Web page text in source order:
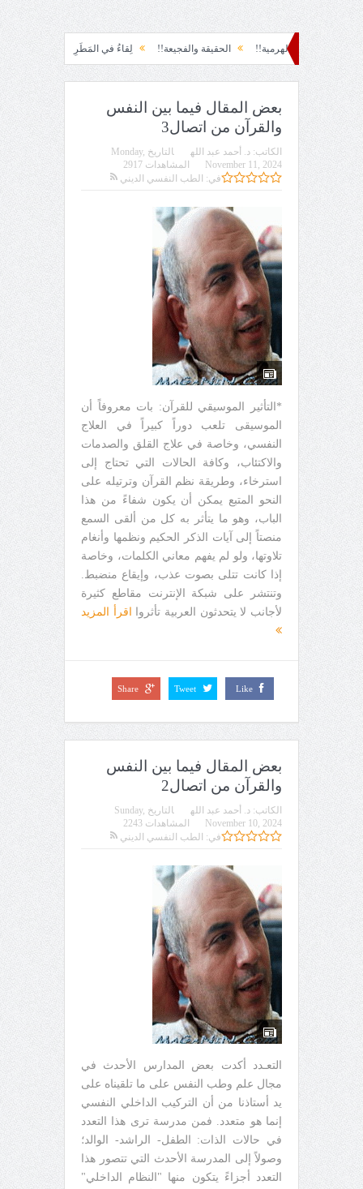
الحقيقة والفجيعة!! لِقاءُ في المَطَرِ! أين القيادة!! رسائل... لم
بعض المقال فيما بين النفس
والقرآن من اتصال3
الكاتب: د. أحمد عبد الله التاريخ Monday,
November 11, 2024
في: الطب النفسي الديني
المشاهدات 2917
*التأثير الموسيقي للقرآن: بات معروفاً أن
الموسيقى تلعب دوراً كبيراً في العلاج
النفسي، وخاصة في علاج القلق والصدمات
والاكتئاب، وكافة الحالات التي تحتاج إلى
استرخاء، وطريقة نظم القرآن وترتيله على
النحو المتبع يمكن أن يكون شفاءً من هذا
الباب، وهو ما يتأثر به كل من ألقى السمع
منصتاً إلى آيات الذكر الحكيم ونظمها وأنغام
تلاوتها، ولو لم يفهم معاني الكلمات، وخاصة
إذا كانت تتلى بصوت عذب، وإيقاع منضبط.
وتنتشر على شبكة الإنترنت مقاطع كثيرة
لأجانب لا يتحدثون العربية تأثروا
اقرأ المزيد
Like
Tweet
Share
بعض المقال فيما بين النفس
والقرآن من اتصال2
الكاتب: د. أحمد عبد الله التاريخ Sunday,
November 10, 2024
في: الطب النفسي الديني
المشاهدات 2243
التعـدد أكدت بعض المدارس الأحدث في
مجال علم وطب النفس على ما تلقيناه على
يد أستاذنا من أن التركيب الداخلي النفسي
إنما هو متعدد. فمن مدرسة ترى هذا التعدد
في حالات الذات: الطفل- الراشد- الوالد؛
وصولاً إلى المدرسة الأحدث التي تتصور هذا
التعدد أجزاءً يتكون منها "النظام الداخلي"